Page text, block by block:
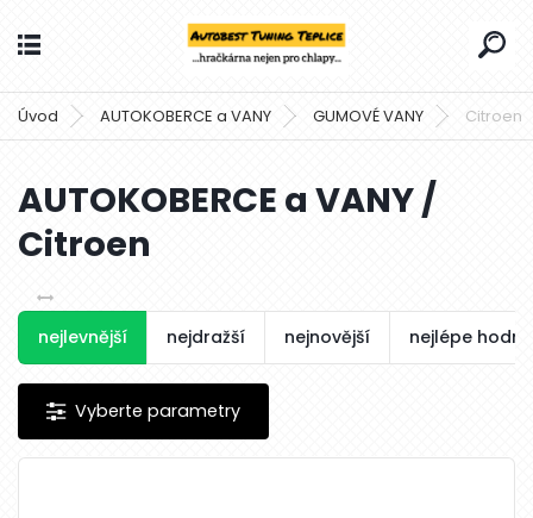
Úvod AUTOKOBERCE a VANY GUMOVÉ VANY Citroen
AUTOKOBERCE a VANY /
Citroen
nejlevnější nejdražší nejnovější nejlépe